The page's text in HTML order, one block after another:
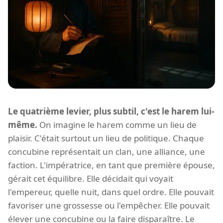
Le quatrième levier, plus subtil, c'est le harem lui-
même. On imagine le harem comme un lieu de
plaisir. C'était surtout un lieu de politique. Chaque
concubine représentait un clan, une alliance, une
faction. L'impératrice, en tant que première épouse,
gérait cet équilibre. Elle décidait qui voyait
l'empereur, quelle nuit, dans quel ordre. Elle pouvait
favoriser une grossesse ou l'empêcher. Elle pouvait
élever une concubine ou la faire disparaître. Le